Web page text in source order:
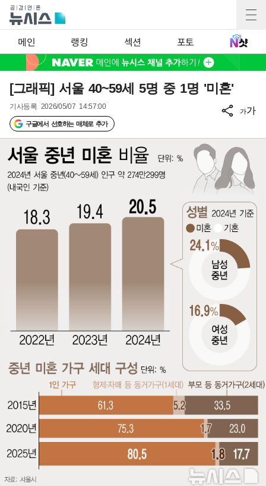
메인 랭킹 섹션 포토
[그래픽] 서울 40~59세 5명 중 1명 '미혼'
기사등록 2026/05/07 14:57:00
구글에서 선호하는 매체로 추가
가가